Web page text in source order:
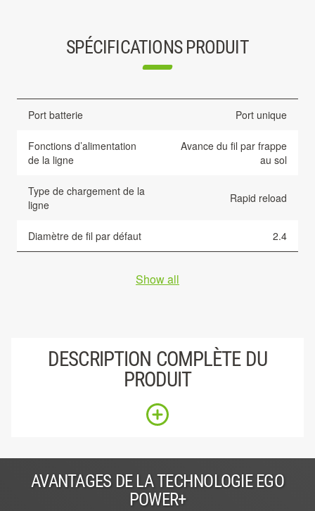
SPÉCIFICATIONS PRODUIT
Port batterie Port unique
Fonctions d’alimentation
de la ligne
Avance du fil par frappe
au sol
Type de chargement de la
ligne
Rapid reload
Diamètre de fil par défaut 2.4
Show all
DESCRIPTION COMPLÈTE DU
PRODUIT
AVANTAGES DE LA TECHNOLOGIE EGO
POWER+